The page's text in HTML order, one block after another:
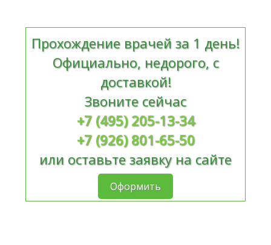
Прохождение врачей за 1 день!
Официально, недорого, с
доставкой!
Звоните сейчас
+7 (495) 205-13-34
+7 (926) 801-65-50
или оставьте заявку на сайте
Оформить